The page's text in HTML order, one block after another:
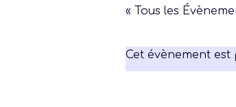
« Tous les
Cet évènement est